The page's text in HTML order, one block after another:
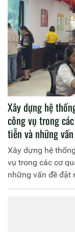
Xây dựng hệ
công vụ trong
tiễn và những
Xây dựng hệ
vụ trong các cơ
những vấn đề đặt